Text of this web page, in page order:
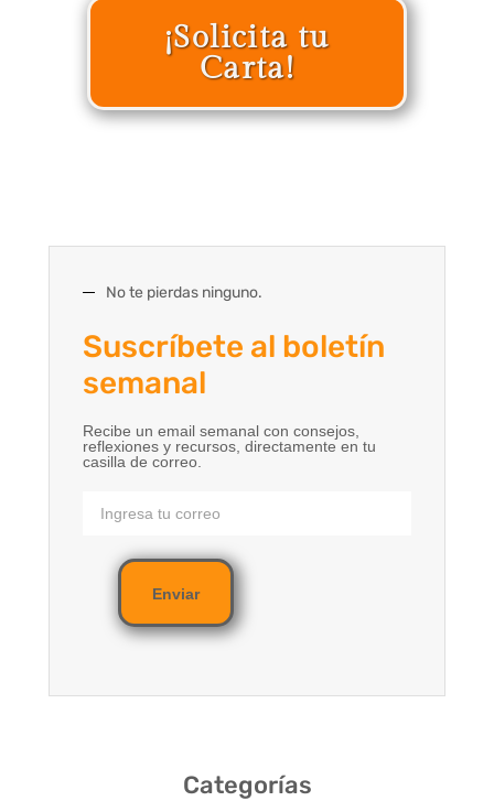
¡Solicita tu
Carta!
No te pierdas ninguno.
Suscríbete al boletín
semanal
Recibe un email semanal con consejos,
reflexiones y recursos, directamente en tu
casilla de correo.
Enviar
Categorías